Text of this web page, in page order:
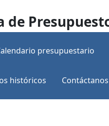
de
presupuestario
históricos Contáctanos